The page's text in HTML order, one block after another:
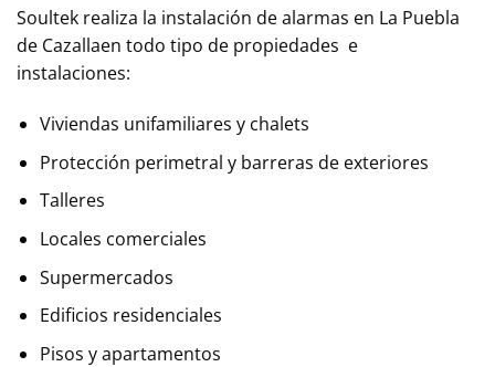
Soultek realiza la instalación de alarmas en La Puebla
de Cazallaen todo tipo de propiedades e
instalaciones:
Viviendas unifamiliares y chalets
Protección perimetral y barreras de exteriores
Talleres
Locales comerciales
Supermercados
Edificios residenciales
Pisos y apartamentos